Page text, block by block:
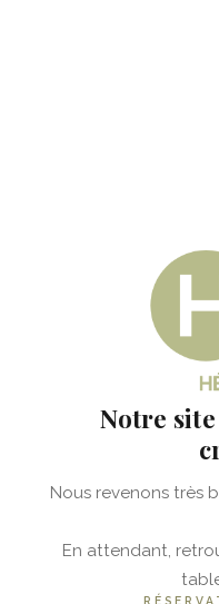
Notre
Nous revenons très
En attendant,